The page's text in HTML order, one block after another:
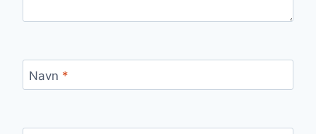
Navn *